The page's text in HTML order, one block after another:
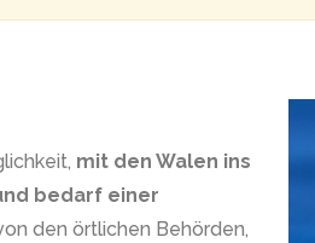
mit den Walen ins
bedarf einer
den örtlichen Behörden,